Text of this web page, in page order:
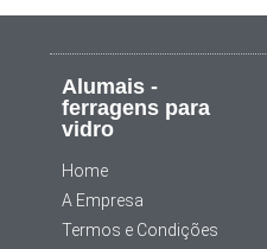
Alumais -
ferragens para
vidro
Home
A Empresa
Termos e Condições